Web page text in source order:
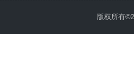
版权所有